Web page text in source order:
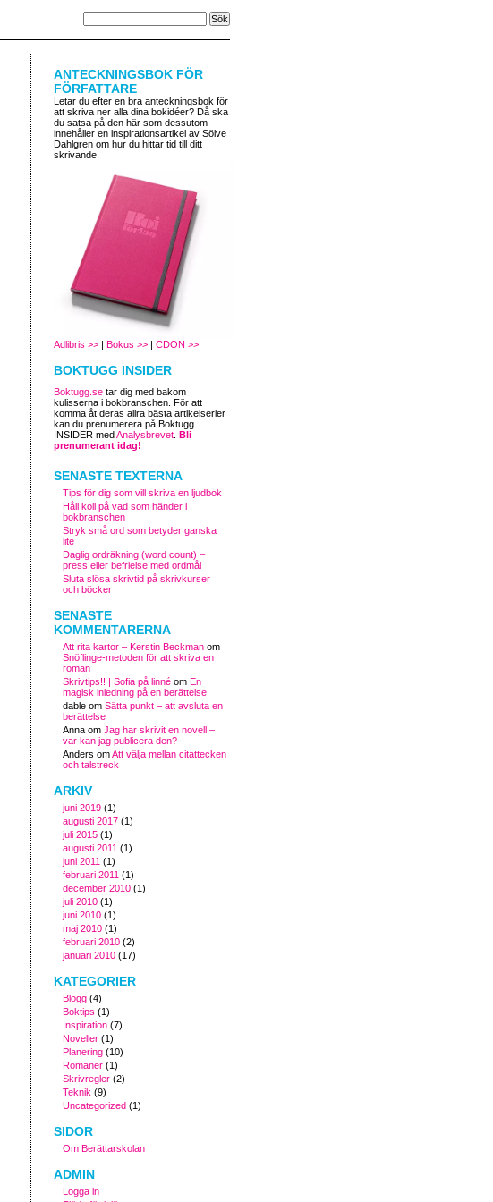
ANTECKNINGSBOK FÖR
FÖRFATTARE
Letar du efter en bra anteckningsbok för
att skriva ner alla dina bokidéer? Då ska
du satsa på den här som dessutom
innehåller en inspirationsartikel av Sölve
Dahlgren om hur du hittar tid till ditt
skrivande.
Adlibris >> | Bokus >> | CDON >>
BOKTUGG INSIDER
Boktugg.se tar dig med bakom
kulisserna i bokbranschen. För att
komma åt deras allra bästa artikelserier
kan du prenumerera på Boktugg
INSIDER medAnalysbrevet Bli
prenumerant idag!
SENASTE TEXTERNA
Tips för dig som vill skriva en ljudbok
Håll koll på vad som händer i
bokbranschen
Stryk små ord som betyder ganska
lite
Daglig ordräkning (word count) –
press eller befrielse med ordmål
Sluta slösa skrivtid på skrivkurser
och böcker
SENASTE
KOMMENTARERNA
Att rita kartor – Kerstin Beckman om
Snöflinge-metoden för att skriva en
roman
Skrivtips!! | Sofia på linné om En
magisk inledning på en berättelse
dable om Sätta punkt – att avsluta en
berättelse
Anna om Jag har skrivit en novell –
var kan jag publicera den?
Anders omAtt välja mellan citattecken
och talstreck
ARKIV
juni 2019 (1)
augusti 2017 (1)
juli 2015 (1)
augusti 2011 (1)
juni 2011 (1)
februari 2011 (1)
december 2010 (1)
juli 2010 (1)
juni 2010 (1)
maj 2010 (1)
februari 2010 (2)
januari 2010 (17)
KATEGORIER
Blogg (4)
Boktips (1)
Inspiration (7)
Noveller (1)
Planering (10)
Romaner (1)
Skrivregler (2)
Teknik (9)
Uncategorized (1)
SIDOR
Om Berättarskolan
ADMIN
Logga in